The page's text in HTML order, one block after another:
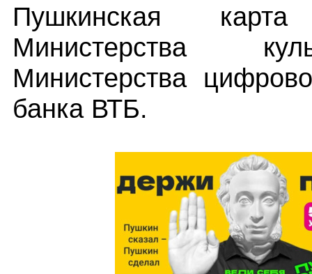
Пушкинская
Министерства
Министерства
банка ВТБ.